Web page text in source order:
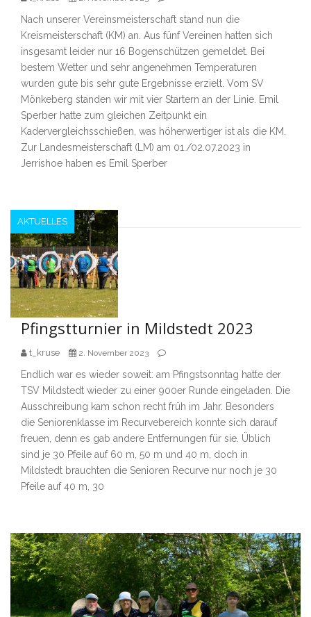
Nach unserer Vereinsmeisterschaft stand nun die
Kreismeisterschaft (KM) an. Aus fünf Vereinen hatten sich
insgesamt leider nur 16 Bogenschützen gemeldet. Bei
bestem Wetter und sehr angenehmen Temperaturen
wurden gute bis sehr gute Ergebnisse erzielt. Vom SV
Mönkeberg standen wir mit vier Startern an der Linie. Emil
Sperber hatte zum gleichen Zeitpunkt ein
Kadervergleichsschießen, was höherwertiger ist als die KM.
Zur Landesmeisterschaft (LM) am 01./02.07.2023 in
Jerrishoe haben es Emil Sperber
AKTUELLES
Pfingstturnier in Mildstedt 2023
t_kruse 2. November 2023
Endlich war es wieder soweit: am Pfingstsonntag hatte der
TSV Mildstedt wieder zu einer 900er Runde eingeladen. Die
Ausschreibung kam schon recht früh im Jahr. Besonders
die Seniorenklasse im Recurvebereich konnte sich darauf
freuen, denn es gab andere Entfernungen für sie. Üblich
sind je 30 Pfeile auf 60 m, 50 m und 40 m, doch in
Mildstedt brauchten die Senioren Recurve nur noch je 30
Pfeile auf 40 m, 30